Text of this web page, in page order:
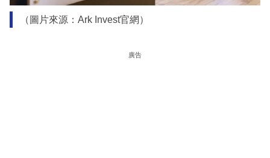
（圖片來源：Ark Invest官網）
廣告